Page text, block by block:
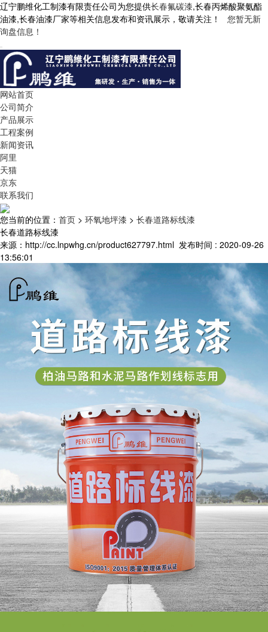
辽宁鹏维化工制漆有限责任公司为您提供长春氟碳漆,长春丙烯酸聚氨酯
油漆,长春油漆厂家等相关信息发布和资讯展示，敬请关注！ 您暂无新
询盘信息！
网站首页
公司简介
产品展示
工程案例
新闻资讯
阿里
天猫
京东
联系我们
您当前的位置： 首页 > 环氧地坪漆 > 长春道路标线漆
长春道路标线漆
来源：http://cc.lnpwhg.cn/product627797.html 发布时间 : 2020-09-26
13:56:01